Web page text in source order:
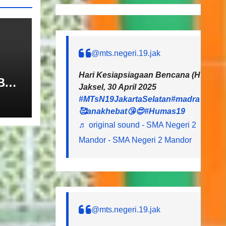
@mts.negeri.19.jak
Hari Kesiapsiagaan Bencana (HGB)
Jaksel, 30 April 2025
#MTsN19JakartaSelatan
🥰anakhebat😘😍#Humas19
♬ original sound - SMA Negeri 2
Mandor - SMA Negeri 2 Mandor
@mts.negeri.19.jak